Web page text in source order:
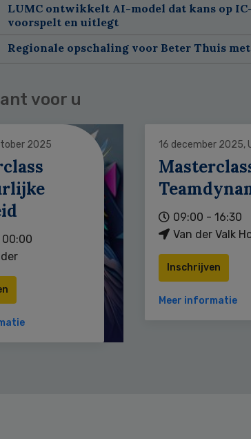
LUMC ontwikkelt AI-model dat kans op
voorspelt en uitlegt
Regionale opschaling voor Beter Thuis
voor u
2025 16 december 2025,
09:00 - 16:30
Van der Valk
Inschrijven
Meer informatie